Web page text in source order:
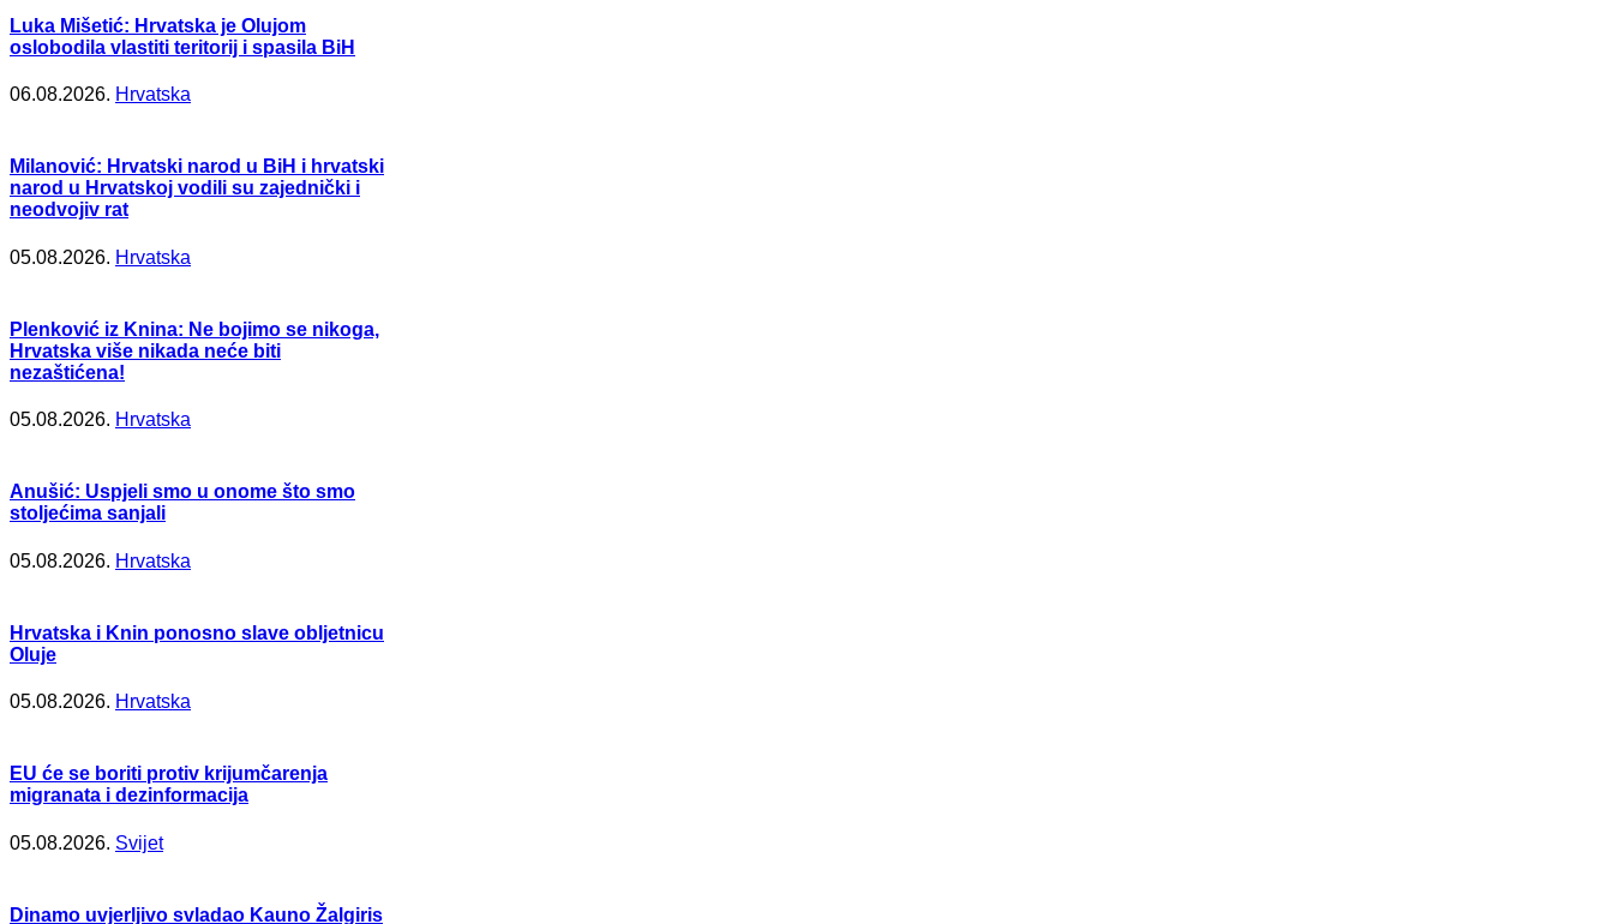
Luka Mišetić: Hrvatska je Olujom
oslobodila vlastiti teritorij i spasila BiH
06.08.2026. Hrvatska
Milanović: Hrvatski narod u BiH i hrvatski
narod u Hrvatskoj vodili su zajednički i
neodvojiv rat
05.08.2026. Hrvatska
Plenković iz Knina: Ne bojimo se nikoga,
Hrvatska više nikada neće biti
nezaštićena!
05.08.2026. Hrvatska
Anušić: Uspjeli smo u onome što smo
stoljećima sanjali
05.08.2026. Hrvatska
Hrvatska i Knin ponosno slave obljetnicu
Oluje
05.08.2026. Hrvatska
EU će se boriti protiv krijumčarenja
migranata i dezinformacija
05.08.2026. Svijet
Dinamo uvjerljivo svladao Kauno Žalgiris